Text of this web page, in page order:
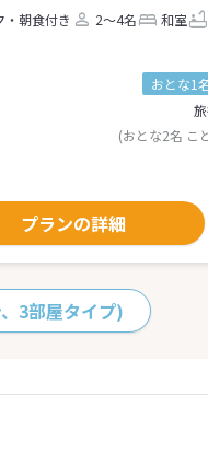
・朝食付き 2～4名 和室
おとな1
(おとな2名 こ
プランの詳細
3部屋タイプ)